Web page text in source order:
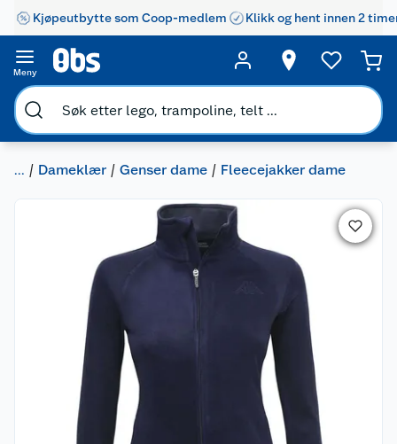
Kjøpeutbytte som Coop-medlem Klikk og hent innen 2
Meny
... Dameklær Genser dame Fleecejakker dame